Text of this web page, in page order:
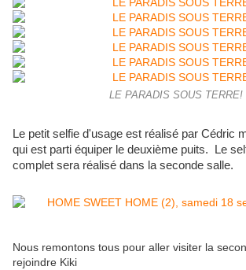
LE PARADIS SOUS TERRE!
Le petit selfie d'usage est réalisé par Cédric
qui est parti équiper le deuxième puits. Le
complet sera réalisé dans la seconde salle.
Nous remontons tous pour aller visiter la
rejoindre Kiki